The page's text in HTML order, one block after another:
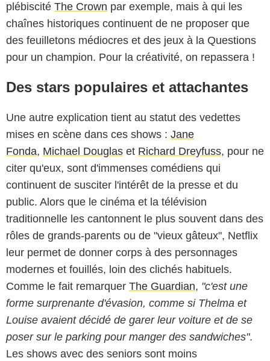
plébiscité The Crown par exemple, mais à qui les
chaînes historiques continuent de ne proposer que
des feuilletons médiocres et des jeux à la Questions
pour un champion. Pour la créativité, on repassera !
Des stars populaires et attachantes
Une autre explication tient au statut des vedettes
mises en scène dans ces shows : Jane
Fonda, Michael Douglas et Richard Dreyfuss, pour ne
citer qu'eux, sont d'immenses comédiens qui
continuent de susciter l'intérêt de la presse et du
public. Alors que le cinéma et la télévision
traditionnelle les cantonnent le plus souvent dans des
rôles de grands-parents ou de "vieux gâteux", Netflix
leur permet de donner corps à des personnages
modernes et fouillés, loin des clichés habituels.
Comme le fait remarquer The Guardian, "c'est une
forme surprenante d'évasion, comme si Thelma et
Louise avaient décidé de garer leur voiture et de se
poser sur le parking pour manger des sandwiches".
Les shows avec des seniors sont moins